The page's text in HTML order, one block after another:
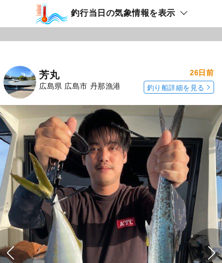
釣行当日の気象情報を表示
芳丸
広島県 広島市 丹那漁港
26日前
釣り船詳細を見る